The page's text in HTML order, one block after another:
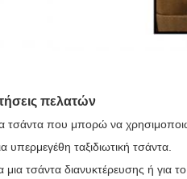
πελατών
τσάντα που μπορώ να
υπερμεγέθη ταξιδιωτική τσάντα.
μια τσάντα διανυκτέρευσης ή για